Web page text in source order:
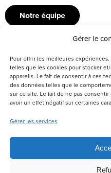
Gérer le
Pour offrir les meilleures
telles que les cookies pour stocker
appareils. Le fait de consentir à ces
des données telles que le
sur ce site. Le fait de ne pas
avoir un effet négatif sur certaines
Gérer les services
Notre équipe
Recrutement
Découvrez nos offres
Postuler